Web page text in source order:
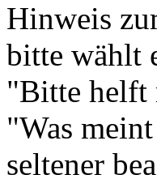
Hinweis
bitte wählt
"Bitte helft
"Was
seltener